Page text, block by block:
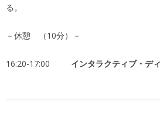
る。
－休憩 （10分）－
16:20-17:00 インタラクティブ・デ